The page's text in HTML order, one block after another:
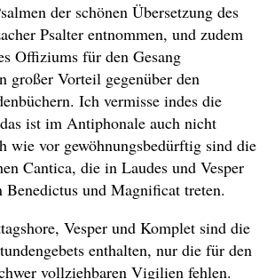
der schönen Übersetzung des
Psalter entnommen, und zudem
Offiziums für den Gesang
großer Vorteil gegenüber den
Ich vermisse indes die
ist im Antiphonale auch nicht
wie vor gewöhnungsbedürftig sind die
Cantica, die in Laudes und Vesper
Benedictus und Magnificat treten.
Vesper und Komplet sind die
enthalten, nur die für den
vollziehbaren Vigilien fehlen.